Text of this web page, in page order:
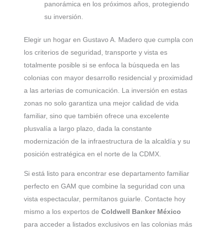
panorámica en los próximos años, protegiendo
su inversión.
Elegir un hogar en Gustavo A. Madero que cumpla con
los criterios de seguridad, transporte y vista es
totalmente posible si se enfoca la búsqueda en las
colonias con mayor desarrollo residencial y proximidad
a las arterias de comunicación. La inversión en estas
zonas no solo garantiza una mejor calidad de vida
familiar, sino que también ofrece una excelente
plusvalía a largo plazo, dada la constante
modernización de la infraestructura de la alcaldía y su
posición estratégica en el norte de la CDMX.
Si está listo para encontrar ese departamento familiar
perfecto en GAM que combine la seguridad con una
vista espectacular, permítanos guiarle. Contacte hoy
mismo a los expertos de Coldwell Banker México
para acceder a listados exclusivos en las colonias más